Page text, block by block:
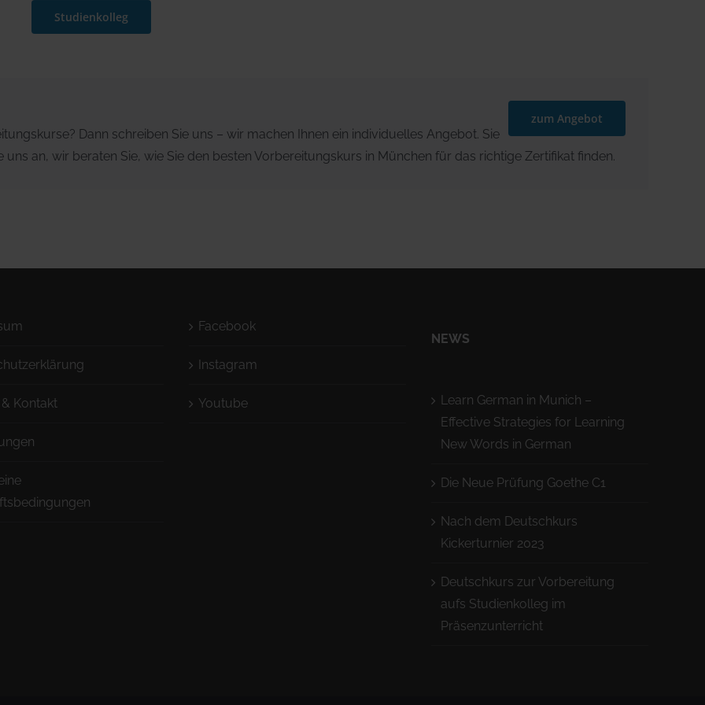
Studienkolleg
zum Angebot
Dann schreiben Sie uns – wir machen Ihnen ein individuelles Angebot. Sie
uns an, wir beraten Sie, wie Sie den besten Vorbereitungskurs in München für das richtige Zertifikat finden.
Kontakt
Facebook
Instagram
Youtube
NEWS
Learn German in Munich –
Effective Strategies for Learning
New Words in German
Die Neue Prüfung Goethe C1
Nach dem Deutschkurs
Kickerturnier 2023
Deutschkurs zur Vorbereitung
aufs Studienkolleg im
Präsenzunterricht